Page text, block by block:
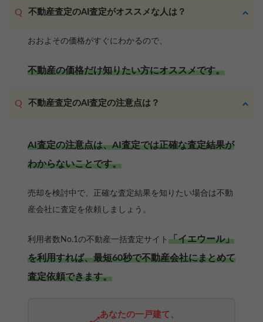
不動産査定のAI査定がオススメな人は？
おおよその価格がすぐにわかるので、
不動産の価格だけ知りたい方にオススメです。
不動産査定のAI査定の注意点は？
AI査定の注意点は、AI査定では正確な査定結果が
わからないことです。
売却を検討中で、正確な査定結果を知りたい場合は不動
産会社に査定を依頼しましょう。
利用者数No.1の不動産一括査定サイト 「イエウール」
を利用すれば、最短60秒で不動産会社にまとめて
査定依頼できます。
あなたの一戸建て、